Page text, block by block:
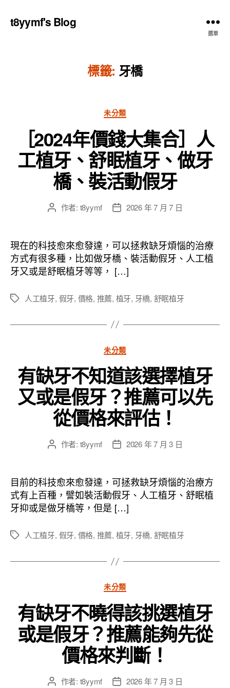
t8yymf's Blog
選單
標籤: 牙橋
分
類
未分類
［2024年價錢大集合］人
工植牙、舒眠植牙、做牙
橋、裝活動假牙
文
者
作者: t8yymf
文
佈
日
期
2026 年 7 月 7 日
現在的科技愈來愈發達，可以拯救缺牙煩惱的治療
方式有很多種，比如做牙橋、裝活動假牙、人工植
牙又或是舒眠植牙等等， […]
標
人工植牙, 假牙, 價格, 推薦, 植牙, 牙橋, 舒眠植牙
分
類
未分類
有缺牙不知道該選擇植牙
又或是假牙？推薦可以先
從價格來評估！
文
者
作者: t8yymf
文
佈
日
期
2026 年 7 月 3 日
目前的科技愈來愈發達，可拯救缺牙煩惱的治療方
式有上百種，譬如裝活動假牙、人工植牙、舒眠植
牙抑或是做牙橋等，但是 […]
標
人工植牙, 假牙, 價格, 推薦, 植牙, 牙橋, 舒眠植牙
分
類
未分類
有缺牙不曉得該挑選植牙
或是假牙？推薦能夠先從
價格來判斷！
文 作者: t8yymf
文 2026 年 7 月 3 日